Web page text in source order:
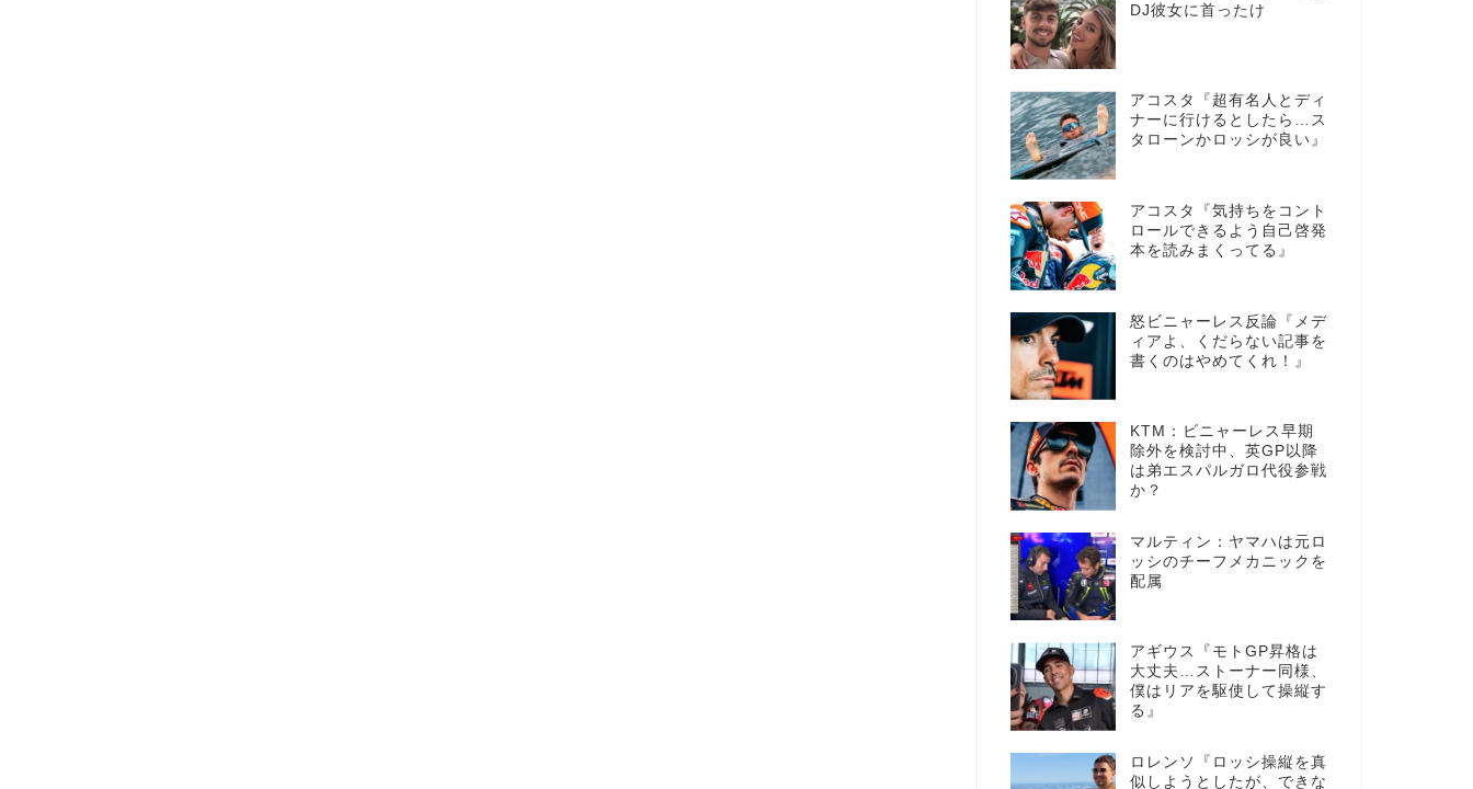
DJ彼女に首ったけ
アコスタ『超有名人とディ
ナーに行けるとしたら…ス
タローンかロッシが良い』
アコスタ『気持ちをコント
ロールできるよう自己啓発
本を読みまくってる』
怒ビニャーレス反論『メデ
ィアよ、くだらない記事を
書くのはやめてくれ！』
KTM：ビニャーレス早期
除外を検討中、英GP以降
は弟エスパルガロ代役参戦
か？
マルティン：ヤマハは元ロ
ッシのチーフメカニックを
配属
アギウス『モトGP昇格は
大丈夫…ストーナー同様、
僕はリアを駆使して操縦す
る』
ロレンソ『ロッシ操縦を真
似しようとしたが、できな